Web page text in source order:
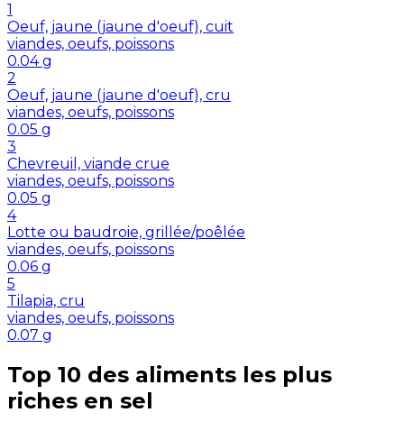
1
Oeuf, jaune (jaune d'oeuf), cuit
viandes, oeufs, poissons
0.04 g
2
Oeuf, jaune (jaune d'oeuf), cru
viandes, oeufs, poissons
0.05 g
3
Chevreuil, viande crue
viandes, oeufs, poissons
0.05 g
4
Lotte ou baudroie, grillée/poêlée
viandes, oeufs, poissons
0.06 g
5
Tilapia, cru
viandes, oeufs, poissons
0.07 g
Top 10 des aliments les plus
riches en sel